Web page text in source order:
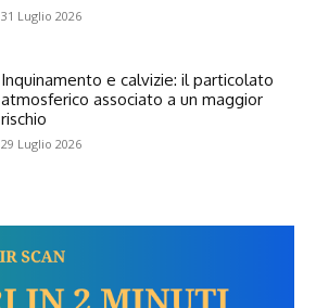
31 Luglio 2026
Inquinamento e calvizie: il particolato
atmosferico associato a un maggior
rischio
29 Luglio 2026